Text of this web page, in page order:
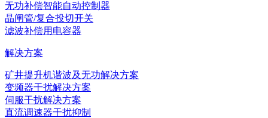
无功补偿智能自动控制器
晶闸管/复合投切开关
滤波补偿用电容器
解决方案
矿井提升机谐波及无功解决方案
变频器干扰解决方案
伺服干扰解决方案
直流调速器干扰抑制